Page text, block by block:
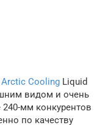
Cooling Liquid
видом и очень
мм конкурентов
по качеству